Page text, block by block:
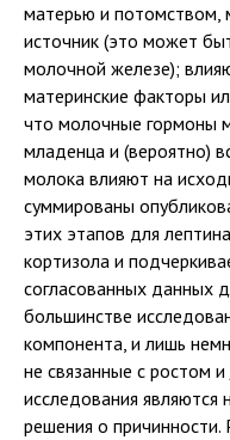
матерью и потомством,
источник (это может
молочной железе);
материнские факторы
что молочные гормоны
младенца и (вероятно)
молока влияют на
суммированы
этих этапов для
кортизола и
согласованных данных
большинстве
компонента, и лишь
не связанные с ростом
исследования
решения о причинности.